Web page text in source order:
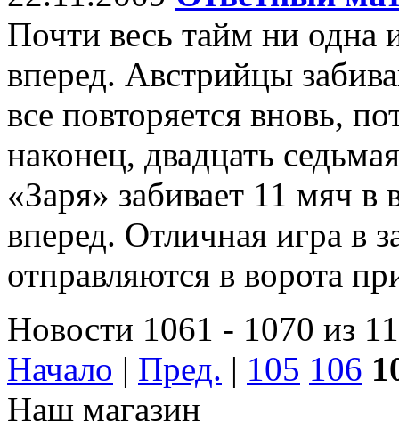
Почти весь тайм ни одна
вперед. Австрийцы
все повторяется вновь,
наконец, двадцать
«Заря» забивает 11 мяч
вперед. Отличная игра в
отправляются в ворота
Новости 1061 - 1070 из
Начало | Пред. | 105 106
Наш магазин